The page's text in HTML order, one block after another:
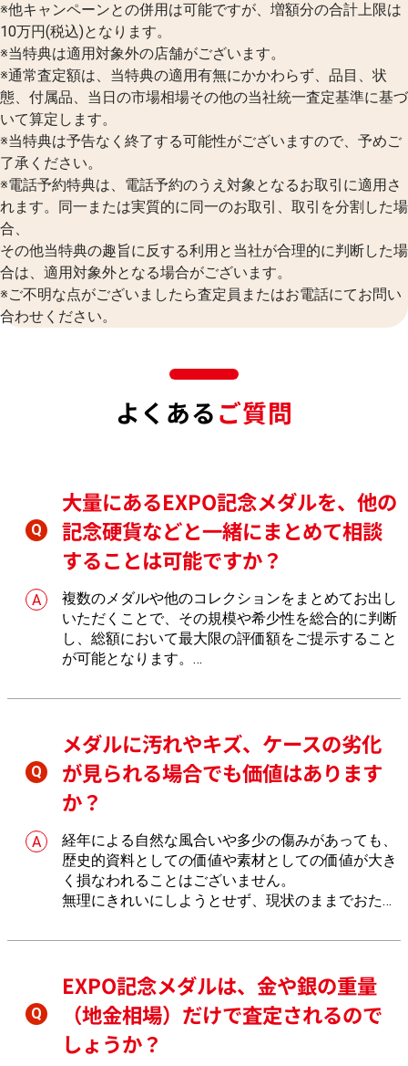
※他キャンペーンとの併用は可能ですが、増額分の合計上限は
10万円(税込)となります。
※当特典は適用対象外の店舗がございます。
※通常査定額は、当特典の適用有無にかかわらず、品目、状
態、付属品、当日の市場相場その他の当社統一査定基準に基づ
いて算定します。
※当特典は予告なく終了する可能性がございますので、予めご
了承ください。
※電話予約特典は、電話予約のうえ対象となるお取引に適用さ
れます。同一または実質的に同一のお取引、取引を分割した場
合、
その他当特典の趣旨に反する利用と当社が合理的に判断した場
合は、適用対象外となる場合がございます。
※ご不明な点がございましたら査定員またはお電話にてお問い
合わせください。
よくあるご質問
大量にあるEXPO記念メダルを、他の
記念硬貨などと一緒にまとめて相談
することは可能ですか？
複数のメダルや他のコレクションをまとめてお出し
いただくことで、その規模や希少性を総合的に判断
し、総額において最大限の評価額をご提示すること
が可能となります。
お任せください。
メダルに汚れやキズ、ケースの劣化
が見られる場合でも価値はあります
か？
経年による自然な風合いや多少の傷みがあっても、
歴史的資料としての価値や素材としての価値が大き
く損なわれることはございません。
無理にきれいにしようとせず、現状のままでおたか
EXPO記念メダルは、金や銀の重量
（地金相場）だけで査定されるので
しょうか？